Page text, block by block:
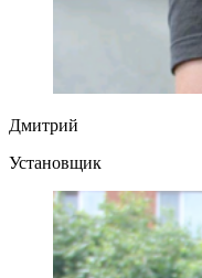
Дмитрий
Установщик